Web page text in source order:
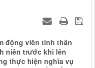
động viên tinh thần
niên trước khi lên
thực hiện nghĩa vụ